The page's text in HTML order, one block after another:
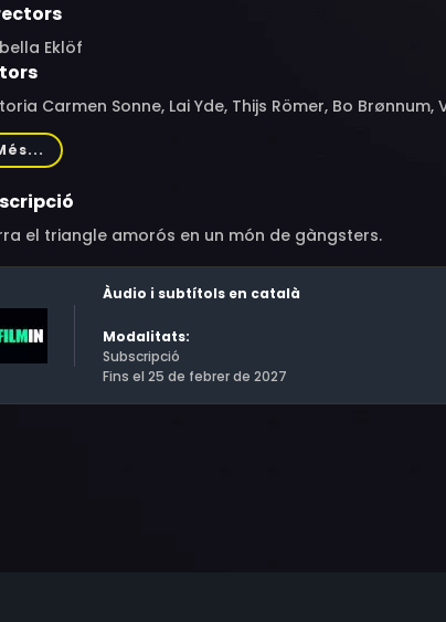
Eklöf
Carmen Sonne, Lai Yde, Thijs Römer, Bo
Hemmingsen, Mill Jober, Laura Kjær, Stanislav
Mathias Bengtsson, Tom Lindell, Niyazi Yildiz,
el triangle amorós en un món de gàngsters.
Àudio i subtítols en català
Modalitats:
Subscripció
Fins el 25 de febrer de 2027